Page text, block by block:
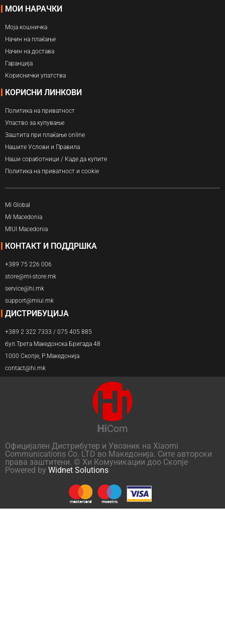
МОИ НАРАЧКИ
Моја кошничка
Начин на плаќање
Начин на достава
Гаранција
Кориснички упатства
КОРИСНИ ЛИНКОВИ
Политика на приватност
Упаство за купување
Заштита при плаќање online
Нашите Услови и Правила
Наши соработници / Каде да купите
Политика на приватност и cookie
Mi Global
Mi Macedonia
MIUI Macedonia
КОНТАКТ И ПОДДРШКА
+389 75 226 006
store@mi-store.mk
service@hi.mk
support@miui.mk
ДИСТРИБУЦИЈА
+389 2 322 7333 / 075 405 885
бул.Трета Македонска Бригада 48
1000 Скопје, Р.Македонија
contact@hi.mk
Официјален Дистрибутер и Увозник на Xiaomi
Communications Co. LTD во Македонија. Сите авторски
права заштитени. © Хи Комуникации доо Скопје
Powered by Widnet Solutions